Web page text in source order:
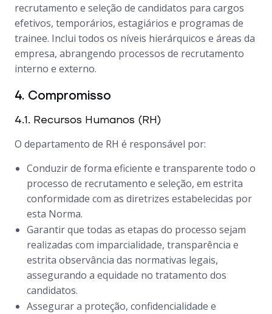
recrutamento e seleção de candidatos para cargos
efetivos, temporários, estagiários e programas de
trainee. Inclui todos os níveis hierárquicos e áreas da
empresa, abrangendo processos de recrutamento
interno e externo.
4. Compromisso
4.1. Recursos Humanos (RH)
O departamento de RH é responsável por:
Conduzir de forma eficiente e transparente todo o
processo de recrutamento e seleção, em estrita
conformidade com as diretrizes estabelecidas por
esta Norma.
Garantir que todas as etapas do processo sejam
realizadas com imparcialidade, transparência e
estrita observância das normativas legais,
assegurando a equidade no tratamento dos
candidatos.
Assegurar a proteção, confidencialidade e